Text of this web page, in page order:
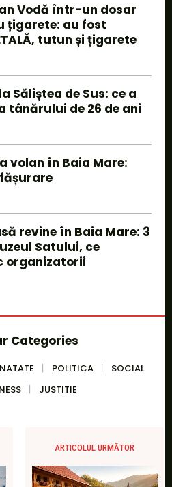
Vodă într-un dosar
țigarete: au fost
tutun și țigarete
Săliștea de Sus: ce a
tânărului de 26 de ani
volan în Baia Mare:
revine în Baia Mare: 3
Satului, ce
organizatorii
Categories
POLITICA
SOCIAL
JUSTITIE
ARTICOLUL URMĂTOR